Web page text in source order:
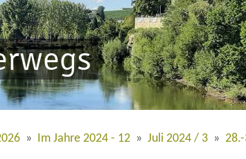
» Im Jahre 2024 - 12 » Juli 2024 / 3 »